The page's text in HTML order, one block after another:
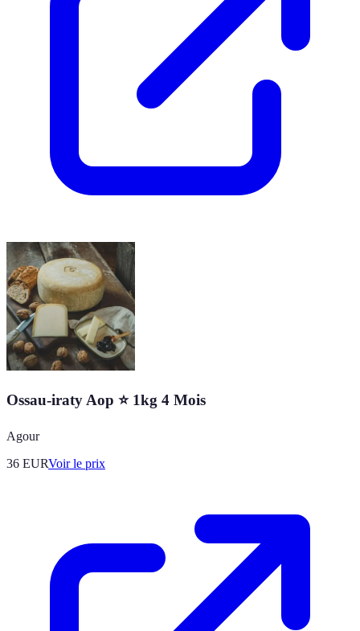
Ossau-iraty Aop ⭐ 1kg 4 Mois
Agour
36 EURVoir le prix